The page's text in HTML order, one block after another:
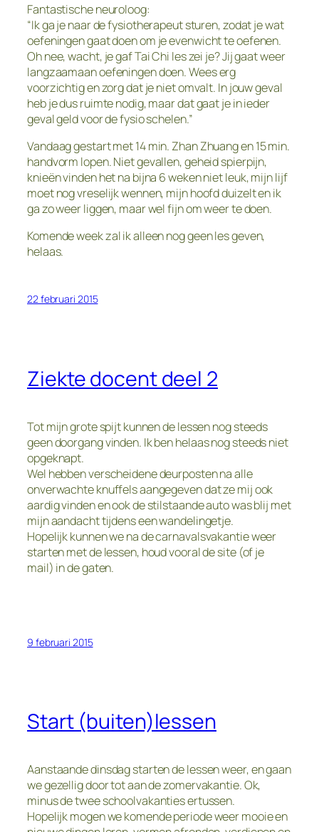
Fantastische neuroloog:
“Ik ga je naar de fysiotherapeut sturen, zodat je wat
oefeningen gaat doen om je evenwicht te oefenen.
Oh nee, wacht, je gaf Tai Chi les zei je? Jij gaat weer
langzaamaan oefeningen doen. Wees erg
voorzichtig en zorg dat je niet omvalt. In jouw geval
heb je dus ruimte nodig, maar dat gaat je in ieder
geval geld voor de fysio schelen.”
Vandaag gestart met 14 min. Zhan Zhuang en 15 min.
handvorm lopen. Niet gevallen, geheid spierpijn,
knieën vinden het na bijna 6 weken niet leuk, mijn lijf
moet nog vreselijk wennen, mijn hoofd duizelt en ik
ga zo weer liggen, maar wel fijn om weer te doen.
Komende week zal ik alleen nog geen les geven,
helaas.
22 februari 2015
Ziekte docent deel 2
Tot mijn grote spijt kunnen de lessen nog steeds
geen doorgang vinden. Ik ben helaas nog steeds niet
opgeknapt.
Wel hebben verscheidene deurposten na alle
onverwachte knuffels aangegeven dat ze mij ook
aardig vinden en ook de stilstaande auto was blij met
mijn aandacht tijdens een wandelingetje.
Hopelijk kunnen we na de carnavalsvakantie weer
starten met de lessen, houd vooral de site (of je
mail) in de gaten.
9 februari 2015
Start (buiten)lessen
Aanstaande dinsdag starten de lessen weer, en gaan
we gezellig door tot aan de zomervakantie. Ok,
minus de twee schoolvakanties ertussen.
Hopelijk mogen we komende periode weer mooie en